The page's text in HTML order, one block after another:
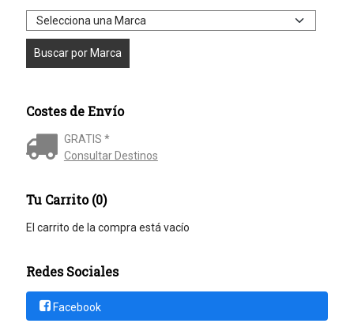
Costes de Envío
GRATIS *
Consultar Destinos
Tu Carrito (0)
El carrito de la compra está vacío
Redes Sociales
Facebook